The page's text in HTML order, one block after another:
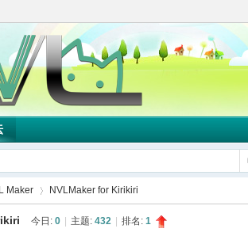
Maker NVLMaker for Kirikiri
今日: 0 主题: 432 排名: 1